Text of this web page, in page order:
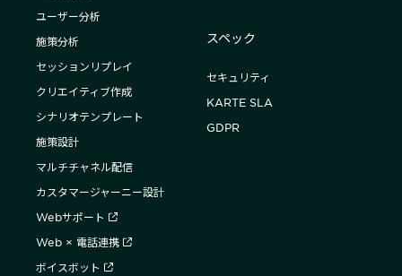
ユーザー分析
施策分析
セッションリプレイ
クリエイティブ作成
シナリオテンプレート
施策設計
マルチチャネル配信
カスタマージャーニー設計
Webサポート
Web × 電話連携
ボイスボット
スペック
セキュリティ
KARTE SLA
GDPR